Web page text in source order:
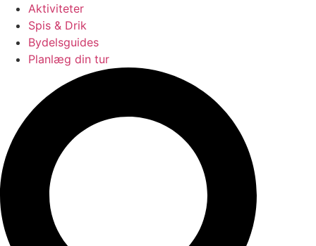
Aktiviteter
Spis & Drik
Bydelsguides
Planlæg din tur